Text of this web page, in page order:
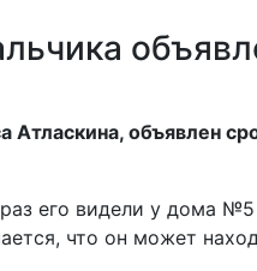
объявлен
его видели у дома
что он может